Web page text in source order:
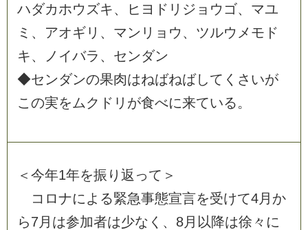
ハダカホウ ズキ、 ヒ ヨ ド リ ジ ョ ウ ゴ、 マユ
ミ 、 アオギリ 、 マン リ ョ ウ 、 ツルウ メ モ ド
キ、 ノ イバラ 、 センダン
◆センダンの果肉はねばねばして く さ いが
こ の実を ムク ド リ が食べに来ている。
＜ 今年1年を振 り 返 って ＞
コ ロナに よ る緊急事態宣言を受けて4月 か
ら7月 は参加者は少な く 、 8月 以降は徐 々 に